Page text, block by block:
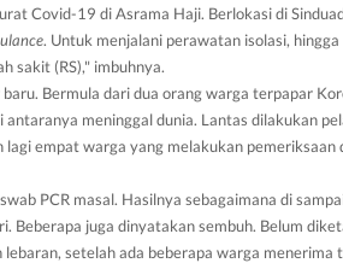
Covid-19 di Asrama Haji. Berlokasi di
. Untuk menjalani perawatan isolasi,
sakit (RS)," imbuhnya.
Bermula dari dua orang warga terpapar
antaranya meninggal dunia. Lantas dilakukan
empat warga yang melakukan pemeriksaan
PCR masal. Hasilnya sebagaimana di
Beberapa juga dinyatakan sembuh. Belum
setelah ada beberapa warga menerima